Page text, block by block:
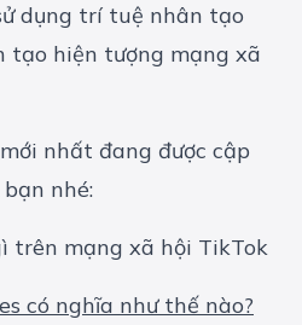
dụng trí tuệ nhân tạo
tạo hiện tượng mạng xã
nhất đang được cập
nhé:
trên mạng xã hội TikTok
có nghĩa như thế nào?